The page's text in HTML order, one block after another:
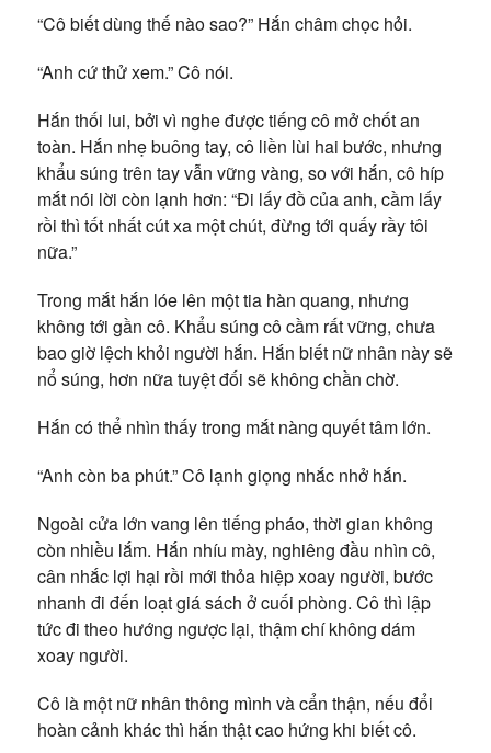
“Cô biết dùng thế nào sao?” Hắn châm chọc hỏi.
“Anh cứ thử xem.” Cô nói.
Hắn thối lui, bởi vì nghe được tiếng cô mở chốt an
toàn. Hắn nhẹ buông tay, cô liền lùi hai bước, nhưng
khẩu súng trên tay vẫn vững vàng, so với hắn, cô híp
mắt nói lời còn lạnh hơn: “Đi lấy đồ của anh, cầm lấy
rồi thì tốt nhất cút xa một chút, đừng tới quấy rầy tôi
nữa.”
Trong mắt hắn lóe lên một tia hàn quang, nhưng
không tới gần cô. Khẩu súng cô cầm rất vững, chưa
bao giờ lệch khỏi người hắn. Hắn biết nữ nhân này sẽ
nổ súng, hơn nữa tuyệt đối sẽ không chần chờ.
Hắn có thể nhìn thấy trong mắt nàng quyết tâm lớn.
“Anh còn ba phút.” Cô lạnh giọng nhắc nhở hắn.
Ngoài cửa lớn vang lên tiếng pháo, thời gian không
còn nhiều lắm. Hắn nhíu mày, nghiêng đầu nhìn cô,
cân nhắc lợi hại rồi mới thỏa hiệp xoay người, bước
nhanh đi đến loạt giá sách ở cuối phòng. Cô thì lập
tức đi theo hướng ngược lại, thậm chí không dám
xoay người.
Cô là một nữ nhân thông mình và cẩn thận, nếu đổi
hoàn cảnh khác thì hắn thật cao hứng khi biết cô.